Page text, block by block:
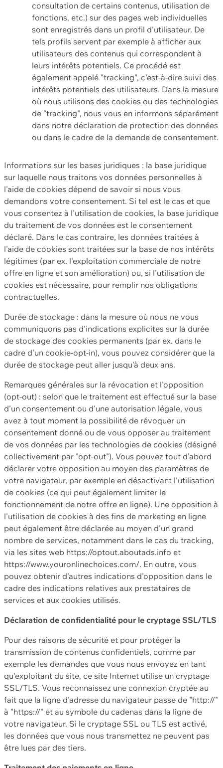
consultation de certains contenus, utilisation de
fonctions, etc.) sur des pages web individuelles
sont enregistrés dans un profil d'utilisateur. De
tels profils servent par exemple à afficher aux
utilisateurs des contenus qui correspondent à
leurs intérêts potentiels. Ce procédé est
également appelé "tracking", c'est-à-dire suivi des
intérêts potentiels des utilisateurs. Dans la mesure
où nous utilisons des cookies ou des technologies
de "tracking", nous vous en informons séparément
dans notre déclaration de protection des données
ou dans le cadre de la demande de consentement.
Informations sur les bases juridiques : la base juridique
sur laquelle nous traitons vos données personnelles à
l'aide de cookies dépend de savoir si nous vous
demandons votre consentement. Si tel est le cas et que
vous consentez à l'utilisation de cookies, la base juridique
du traitement de vos données est le consentement
déclaré. Dans le cas contraire, les données traitées à
l'aide de cookies sont traitées sur la base de nos intérêts
légitimes (par ex. l'exploitation commerciale de notre
offre en ligne et son amélioration) ou, si l'utilisation de
cookies est nécessaire, pour remplir nos obligations
contractuelles.
Durée de stockage : dans la mesure où nous ne vous
communiquons pas d'indications explicites sur la durée
de stockage des cookies permanents (par ex. dans le
cadre d'un cookie-opt-in), vous pouvez considérer que la
durée de stockage peut aller jusqu'à deux ans.
Remarques générales sur la révocation et l'opposition
(opt-out) : selon que le traitement est effectué sur la base
d'un consentement ou d'une autorisation légale, vous
avez à tout moment la possibilité de révoquer un
consentement donné ou de vous opposer au traitement
de vos données par les technologies de cookies (désigné
collectivement par "opt-out"). Vous pouvez tout d'abord
déclarer votre opposition au moyen des paramètres de
votre navigateur, par exemple en désactivant l'utilisation
de cookies (ce qui peut également limiter le
fonctionnement de notre offre en ligne). Une opposition à
l'utilisation de cookies à des fins de marketing en ligne
peut également être déclarée au moyen d'un grand
nombre de services, notamment dans le cas du tracking,
via les sites web https://optout.aboutads.info et
https://www.youronlinechoices.com/. En outre, vous
pouvez obtenir d'autres indications d'opposition dans le
cadre des indications relatives aux prestataires de
services et aux cookies utilisés.
Déclaration de confidentialité pour le cryptage SSL/TLS
Pour des raisons de sécurité et pour protéger la
transmission de contenus confidentiels, comme par
exemple les demandes que vous nous envoyez en tant
qu'exploitant du site, ce site Internet utilise un cryptage
SSL/TLS. Vous reconnaissez une connexion cryptée au
fait que la ligne d'adresse du navigateur passe de "http://"
à "https://" et au symbole du cadenas dans la ligne de
votre navigateur. Si le cryptage SSL ou TLS est activé,
les données que vous nous transmettez ne peuvent pas
être lues par des tiers.